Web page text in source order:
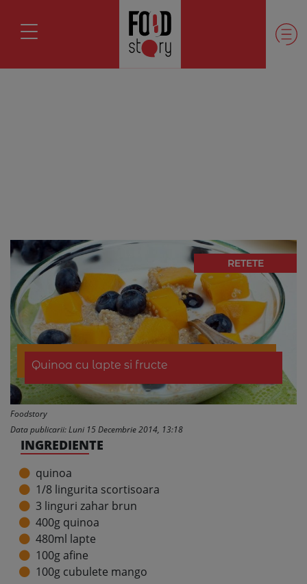
RETETE
Quinoa cu lapte si fructe
Foodstory
Data publicarii: Luni 15 Decembrie 2014, 13:18
INGREDIENTE
quinoa
1/8 lingurita scortisoara
3 linguri zahar brun
400g quinoa
480ml lapte
100g afine
100g cubulete mango